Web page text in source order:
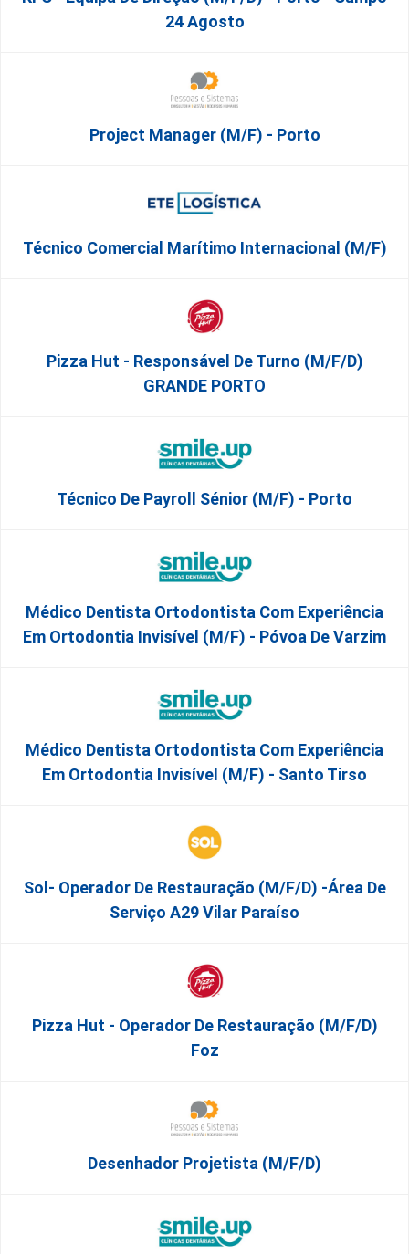
24 Agosto
Project Manager (m/f) - Porto
Técnico Comercial Marítimo Internacional (m/f)
Pizza Hut - Responsável De Turno (m/f/d)
GRANDE PORTO
Técnico De Payroll Sénior (M/F) - Porto
Médico Dentista Ortodontista Com Experiência
Em Ortodontia Invisível (M/F) - Póvoa De Varzim
Médico Dentista Ortodontista Com Experiência
Em Ortodontia Invisível (M/F) - Santo Tirso
Sol- Operador De Restauração (m/f/d) -Área De
Serviço A29 Vilar Paraíso
Pizza Hut - Operador De Restauração (m/f/d)
Foz
Desenhador Projetista (m/f/d)